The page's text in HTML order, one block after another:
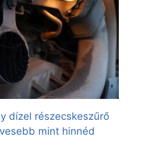
dízel részecskeszűrő
mint hinnéd